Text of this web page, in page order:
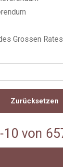
Grossen Rates
Zurücksetzen
10 von